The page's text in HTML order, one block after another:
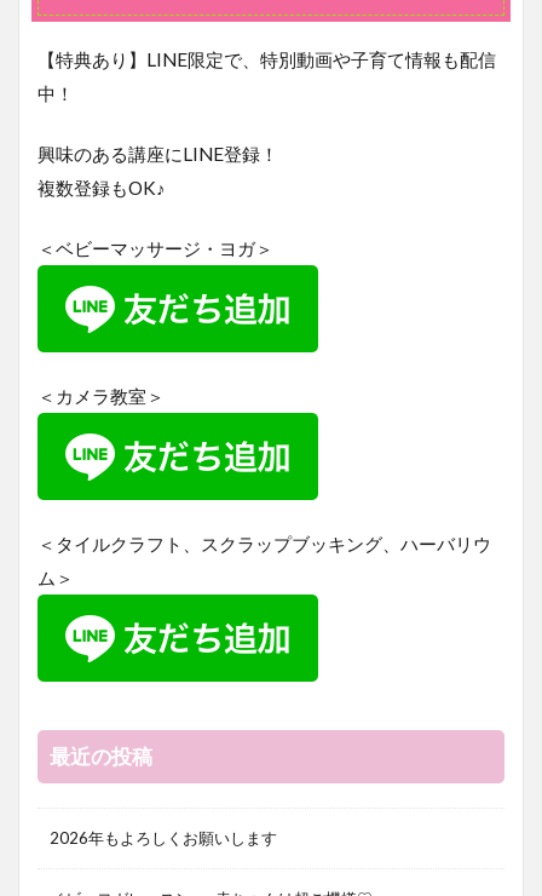
【特典あり】LINE限定で、特別動画や子育て情報も配信
中！
興味のある講座にLINE登録！
複数登録もOK♪
＜ベビーマッサージ・ヨガ＞
＜カメラ教室＞
＜タイルクラフト、スクラップブッキング、ハーバリウ
ム＞
最近の投稿
2026年もよろしくお願いします